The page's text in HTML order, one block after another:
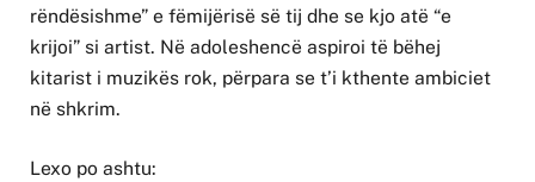
rëndësishme” e fëmijërisë së tij dhe se kjo atë “e
krijoi” si artist. Në adoleshencë aspiroi të bëhej
kitarist i muzikës rok, përpara se t’i kthente ambiciet
në shkrim.
Lexo po ashtu: